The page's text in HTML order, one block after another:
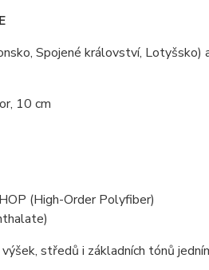
Spojené království, Lotyšsko)
10 cm
(High-Order Polyfiber)
středů i základních tónů